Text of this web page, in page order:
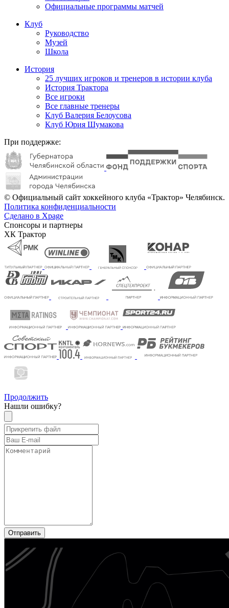
Официальные программы матчей
Клуб
Руководство
Музей
Школа
История
25 лучших игроков и тренеров в истории клуба
История Трактора
Все игроки
Все главные тренеры
Клуб Валерия Белоусова
Клуб Юрия Шумакова
При поддержке:
© Официальный сайт хоккейного клуба «Трактор» Челябинск.
Политика конфиденциальности
Сделано в Xpage
Спонсоры и партнеры
ХК Трактор
Продолжить
Нашли ошибку?